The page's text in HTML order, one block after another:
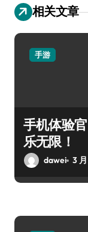
相关文章
手游
手机体验
乐无限！
dawei 3